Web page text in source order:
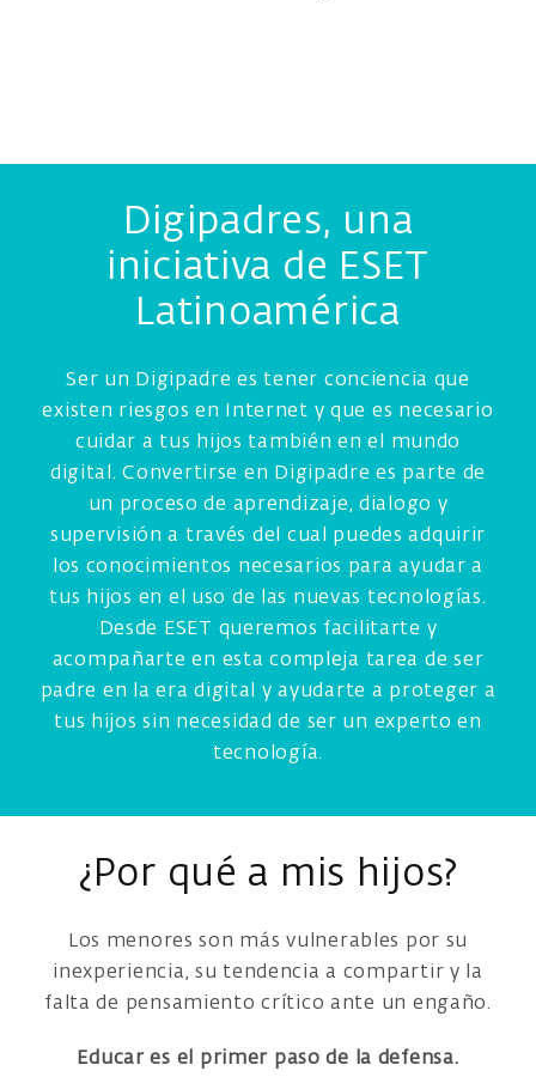
Digipadres, una
iniciativa de ESET
Latinoamérica
Ser un Digipadre es tener conciencia que
existen riesgos en Internet y que es necesario
cuidar a tus hijos también en el mundo
digital. Convertirse en Digipadre es parte de
un proceso de aprendizaje, dialogo y
supervisión a través del cual puedes adquirir
los conocimientos necesarios para ayudar a
tus hijos en el uso de las nuevas tecnologías.
Desde ESET queremos facilitarte y
acompañarte en esta compleja tarea de ser
padre en la era digital y ayudarte a proteger a
tus hijos sin necesidad de ser un experto en
tecnología.
¿Por qué a mis hijos?
Los menores son más vulnerables por su
inexperiencia, su tendencia a compartir y la
falta de pensamiento crítico ante un engaño.
Educar es el primer paso de la defensa.